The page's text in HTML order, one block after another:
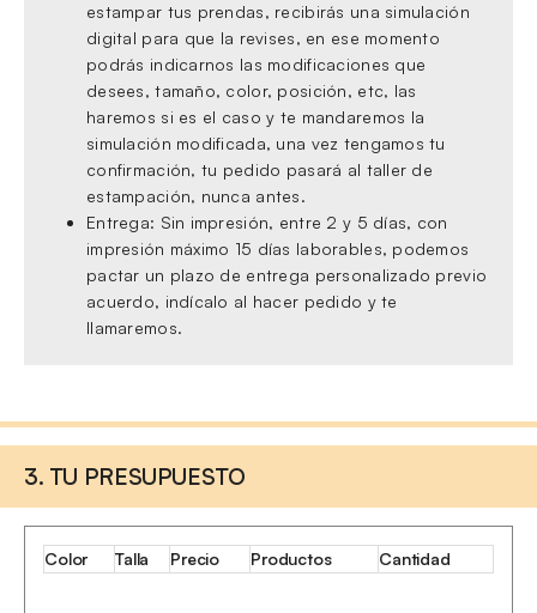
estampar tus prendas, recibirás una simulación
digital para que la revises, en ese momento
podrás indicarnos las modificaciones que
desees, tamaño, color, posición, etc, las
haremos si es el caso y te mandaremos la
simulación modificada, una vez tengamos tu
confirmación, tu pedido pasará al taller de
estampación, nunca antes.
Entrega: Sin impresión, entre 2 y 5 días, con
impresión máximo 15 días laborables, podemos
pactar un plazo de entrega personalizado previo
acuerdo, indícalo al hacer pedido y te
llamaremos.
3. TU PRESUPUESTO
Color Talla Precio Productos Cantidad